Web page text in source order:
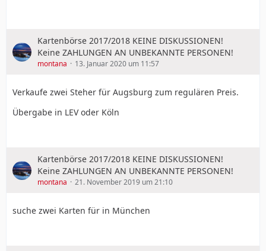
Kartenbörse 2017/2018 KEINE DISKUSSIONEN!
Keine ZAHLUNGEN AN UNBEKANNTE PERSONEN!
montana 13. Januar 2020 um 11:57
Verkaufe zwei Steher für Augsburg zum regulären Preis.
Übergabe in LEV oder Köln
Kartenbörse 2017/2018 KEINE DISKUSSIONEN!
Keine ZAHLUNGEN AN UNBEKANNTE PERSONEN!
montana 21. November 2019 um 21:10
suche zwei Karten für in München